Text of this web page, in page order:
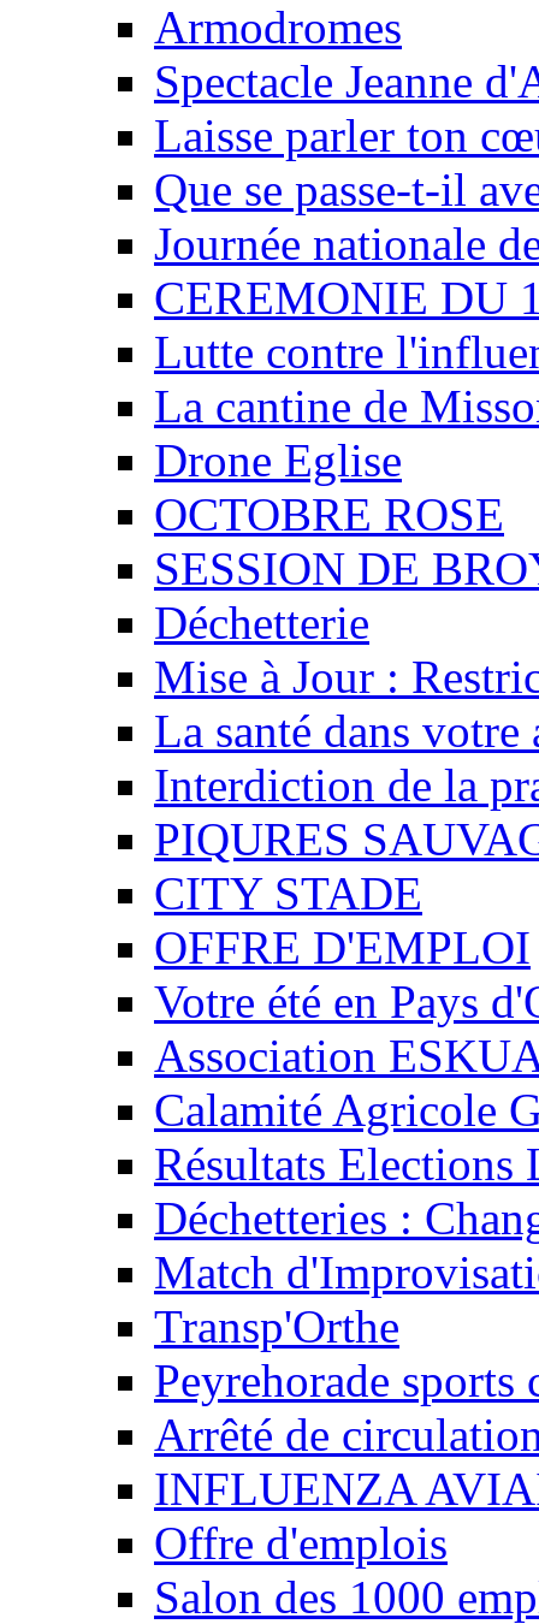
Armodromes
Spectacle Jeanne
Laisse parler ton
Que se passe-t-il
Journée nationale
CEREMONIE DU
Lutte contre
La cantine de
Drone Eglise
OCTOBRE ROSE
SESSION DE
Déchetterie
Mise à Jour :
La santé dans votre
Interdiction de la
PIQURES
CITY STADE
OFFRE D'EMPLOI
Votre été en Pays
Association
Calamité Agricole
Résultats
Déchetteries :
Match
Transp'Orthe
Peyrehorade sports
Arrêté de
INFLUENZA
Offre d'emplois
Salon des 1000